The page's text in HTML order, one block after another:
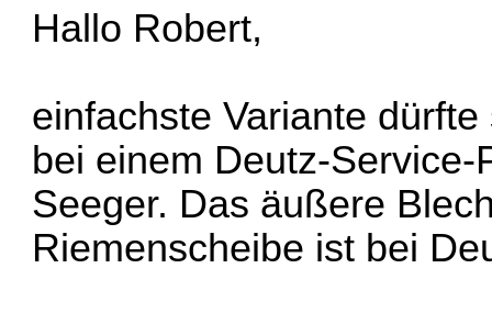
Hallo Robert,
einfachste Variante
bei einem Deutz-
Seeger. Das äußere
Riemenscheibe ist bei